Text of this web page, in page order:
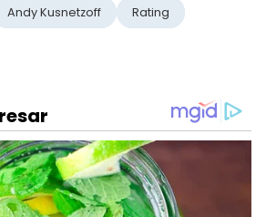
Andy Kusnetzoff Rating